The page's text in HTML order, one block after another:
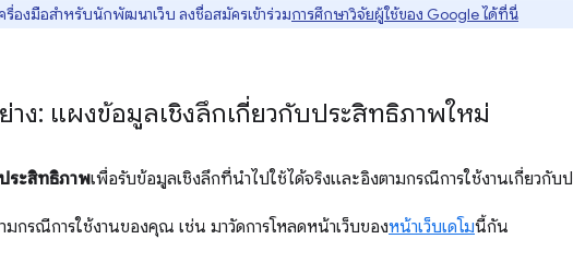
รื่องมือสำหรับนักพัฒนาเว็บ ลงชื่อสมัครเข้าร่วมการศึกษาวิจัยผู้ใช้ของ Google ได้ที่นี่
าง: แผงข้อมูลเชิงลึกเกี่ยวกับประสิทธิภาพใหม่
ระสิทธิภาพเพื่อรับข้อมูลเชิงลึกที่นําไปใช้ได้จริงและอิงตามกรณีการใช้งานเกี่ยวกับ
กรณีการใช้งานของคุณ เช่น มาวัดการโหลดหน้าเว็บของหน้าเว็บเดโมนี้กัน